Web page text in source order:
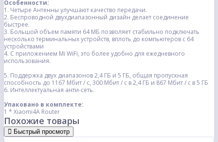
Особенности:
1. Четыре Антенны улучшают качество передачи.
2. Беспроводной двухдиапазонный дизайн делает соединение
быстрее.
3. Большой объем памяти 64 МБ позволяет стабильно подключать
несколько терминальных устройств, вплоть до компьютеров с 64
устройствами
4. С приложением Mi WiFi, это более удобно для ежедневного
использования.
5. Поддержка двух диапазонов 2,4 ГБ и 5 ГБ, общая пропускная
способность до 1167 Мбит / с, 300 Мбит / с в 2,4 ГБ и 867 Мбит / с в 5 ГБ
6. Интеллектуальная анти-сеть.
Упаковано в комплекте:
1 * Xiaomi4A Router
Похожие товары
Быстрый просмотр